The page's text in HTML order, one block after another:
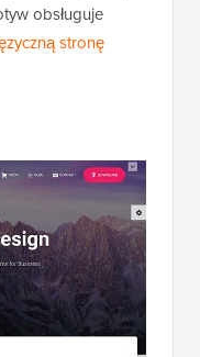
obsługuje
stronę